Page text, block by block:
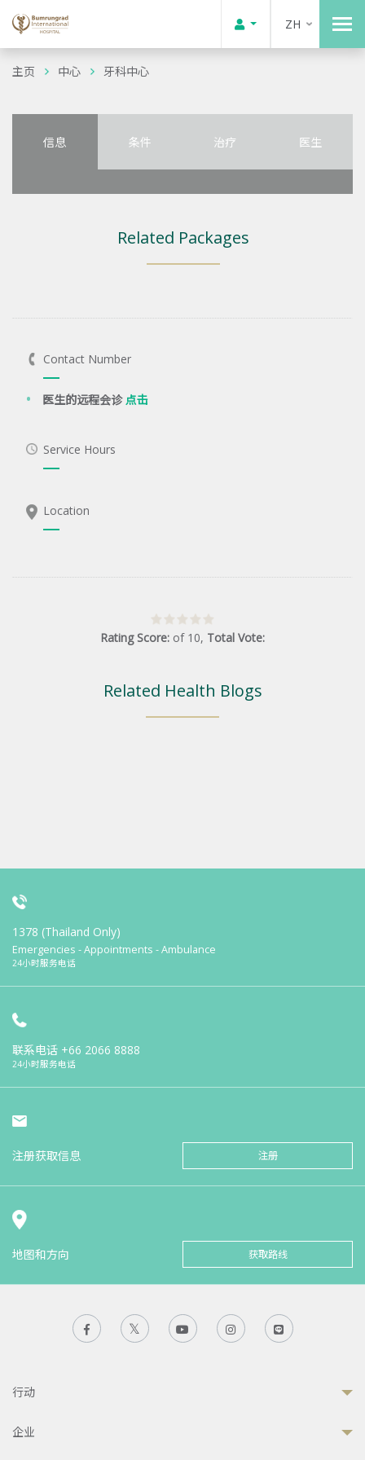
ZH
主页 中心 牙科中心
信息 条件 治疗 医生
Related Packages
Contact Number
医生的远程会诊点击
Service Hours
Location
Rating Score: of 10, Total Vote:
Related Health Blogs
1378 (Thailand Only)
Emergencies - Appointments - Ambulance
24小时服务电话
联系电话 +66 2066 8888
24小时服务电话
注册获取信息 注册
地图和方向 获取路线
行动
企业